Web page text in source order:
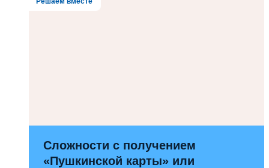
Сложности с получением
«Пушкинской карты» или